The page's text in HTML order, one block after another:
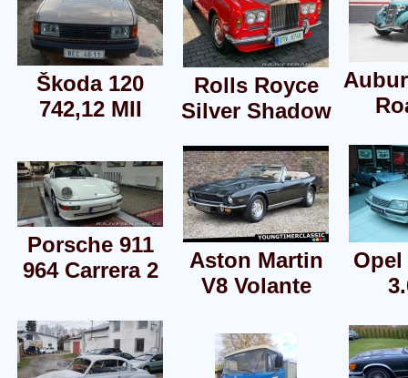
Škoda 120
742,12 MII
Rolls Royce
Silver Shadow
Porsche 911
964 Carrera 2
Aston Martin
V8 Volante